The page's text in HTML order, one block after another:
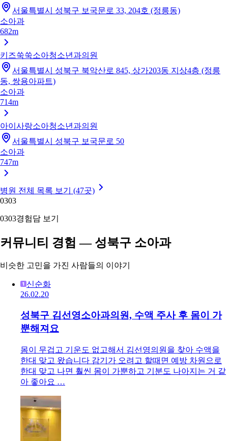
서울특별시 성북구 보국문로 33, 204호 (정릉동)
소아과
682m
키즈쑥쑥소아청소년과의원
서울특별시 성북구 북악산로 845, 상가203동 지상4층 (정릉
동, 쌍용아파트)
소아과
714m
아이사랑소아청소년과의원
서울특별시 성북구 보국문로 50
소아과
747m
병원 전체 목록 보기 (47곳)
0303
0303경험담 보기
커뮤니티 경험 — 성북구 소아과
비슷한 고민을 가진 사람들의 이야기
신순화
26.02.20
성북구 김선영소아과의원, 수액 주사 후 몸이 가
뿐해져요
몸이 무겁고 기운도 없고해서 김선영의원을 찾아 수액을
한대 맞고 왔습니다 감기가 오려고 할때면 예방 차원으로
한대 맞고 나면 훨씬 몸이 가뿐하고 기분도 나아지는 거 같
아 좋아요 …